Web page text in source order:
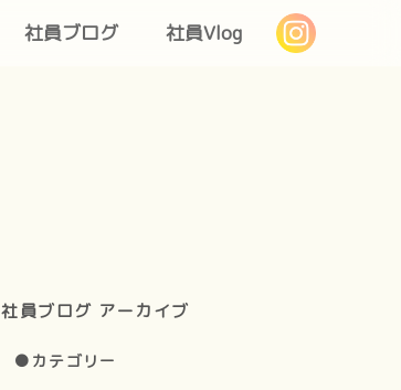
社員ブログ 社員Vlog
社員ブログ アーカイブ
●カテゴリー